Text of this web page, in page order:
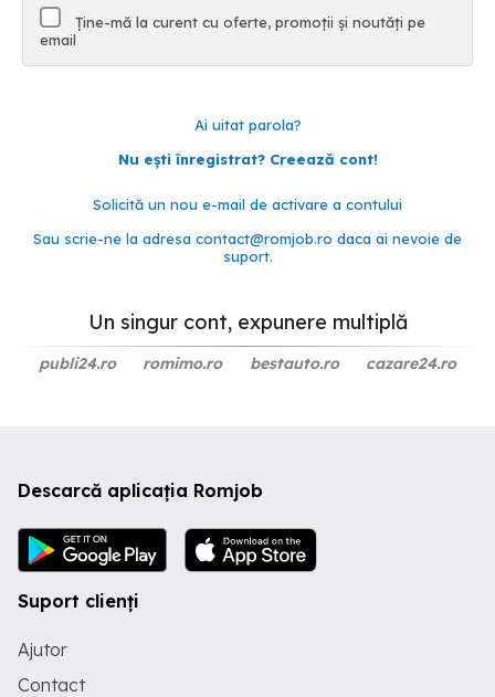
Ține-mă la curent cu oferte, promoții și noutăți pe
email
Ai uitat parola?
Nu ești înregistrat? Creează cont!
Solicită un nou e-mail de activare a contului
Sau scrie-ne la adresa contact@romjob.ro daca ai nevoie de
suport.
Un singur cont, expunere multiplă
publi24.ro romimo.ro bestauto.ro cazare24.ro
Descarcă aplicația Romjob
Suport clienți
Ajutor
Contact